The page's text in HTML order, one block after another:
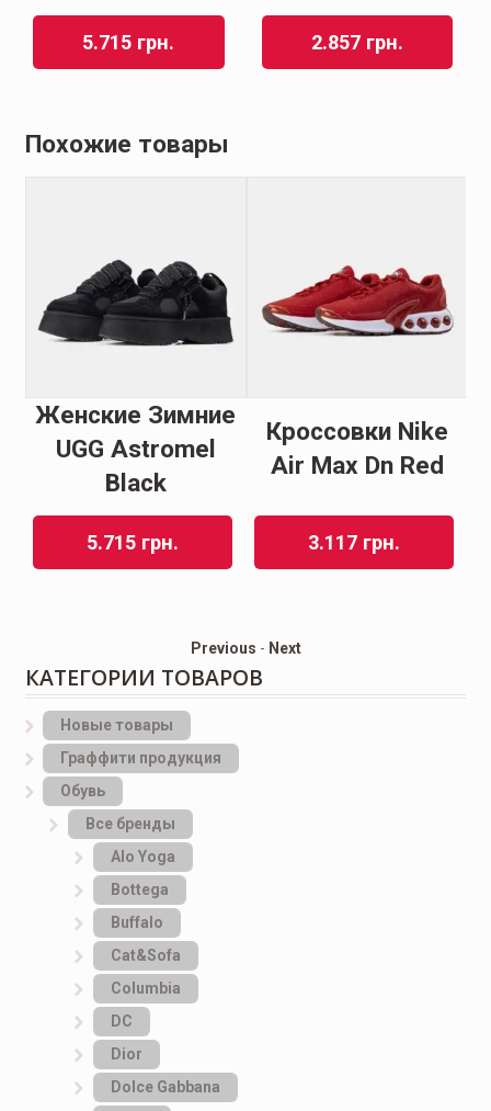
5.715 грн. 2.857 грн.
Похожие товары
Женские Зимние
UGG Astromel
Black
5.715 грн.
Кроссовки Nike
Air Max Dn Red
3.117 грн.
Previous - Next
КАТЕГОРИИ ТОВАРОВ
Новые товары
Граффити продукция
Обувь
Все бренды
Alo Yoga
Bottеga
Buffalo
Cat&Sofa
Columbia
DC
Dior
Dolce Gabbana